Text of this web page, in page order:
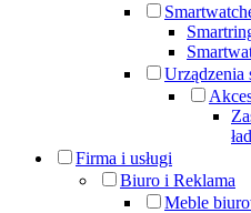
Urządzenia
Firma i usługi
Biuro i Reklama
Meble